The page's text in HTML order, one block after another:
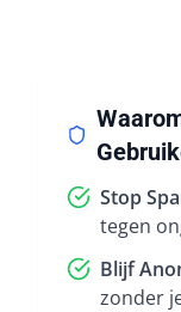
Stop
tegen
Blijf
zonder